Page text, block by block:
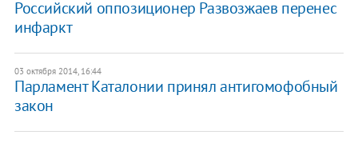
Российский оппозиционер Развозжаев перенес
инфаркт
03 октября 2014, 16:44
Парламент Каталонии принял антигомофобный
закон